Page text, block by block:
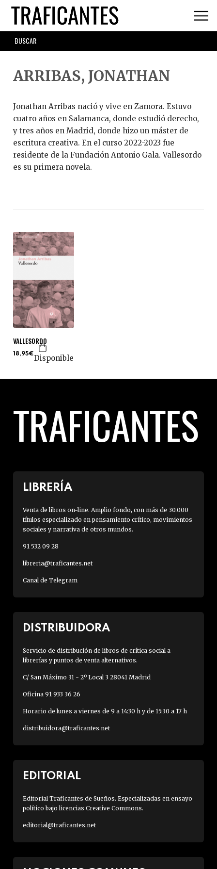
Skip
main
content
SEARCH
FORM
ARRIBAS, JONATHAN
Jonathan Arribas nació y vive en Zamora. Estuvo
cuatro años en Salamanca, donde estudió derecho,
y tres años en Madrid, donde hizo un máster de
escritura creativa. En el curso 2022-2023 fue
residente de la Fundación Antonio Gala. Vallesordo
es su primera novela.
VALLESORDO
18,95€Disponible
LIBRERÍA
Venta de libros on-line. Amplio fondo, con más de 30.000
títulos especializado en pensamiento crítico, movimientos
sociales y narrativa de otros mundos.
91 532 09 28
libreria@traficantes.net
Canal de Telegram
DISTRIBUIDORA
Servicio de distribución de libros de crítica social a
librerías y puntos de venta alternativos.
C/ San Máximo 31 - 2º Local 3 28041 Madrid
Oficina 91 933 36 26
Horario de lunes a viernes de 9 a 14:30 h y de 15:30 a 17 h
distribuidora@traficantes.net
EDITORIAL
Editorial Traficantes de Sueños. Especializadas en ensayo
político bajo licencias Creative Commons.
editorial@traficantes.net